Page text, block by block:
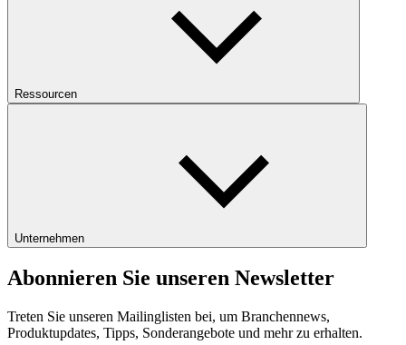
Ressourcen
Unternehmen
Abonnieren Sie unseren Newsletter
Treten Sie unseren Mailinglisten bei, um Branchennews,
Produktupdates, Tipps, Sonderangebote und mehr zu erhalten.